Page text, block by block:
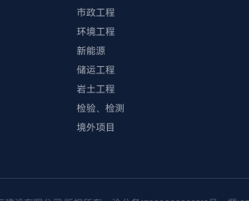
市政工程
环境工程
新能源
储运工程
岩土工程
检验、检测
境外项目